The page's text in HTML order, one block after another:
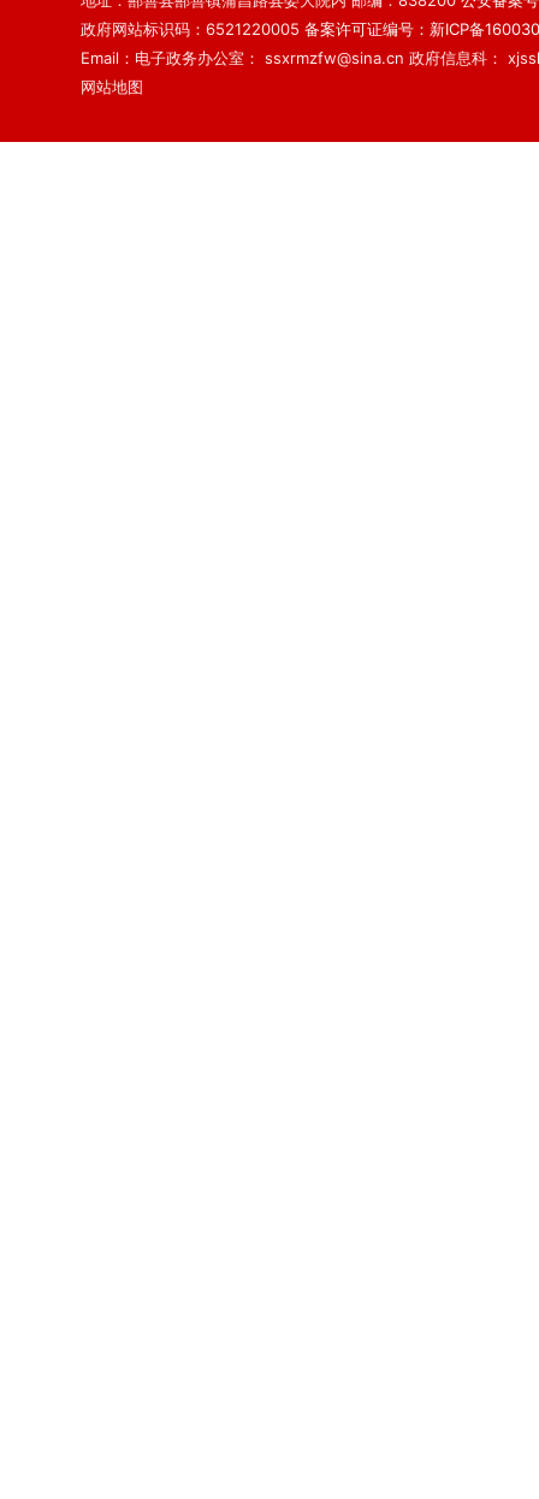
政府网站标识码：6521220005 备案许可证编号：新ICP备
Email：电子政务办公室： ssxrmzfw@sina.cn 政府信息科：
网站地图